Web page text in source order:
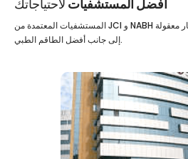
أفضل المستشفيات لاحتياجاتك
المستشفيات المعتمدة من JCI و NABH مع أحدث المرافق المتاحة بأسعار معقولة
إلى جانب أفضل الطاقم الطبي.